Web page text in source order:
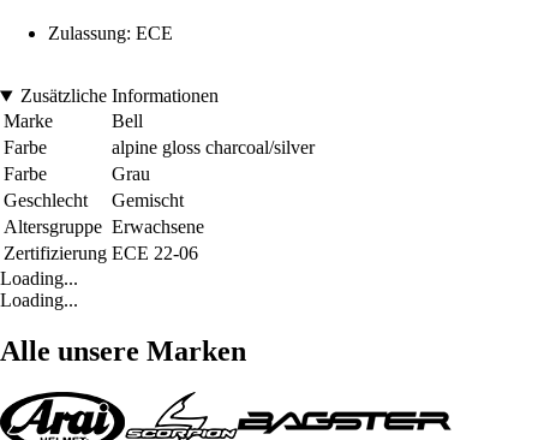
Zulassung: ECE
Zusätzliche Informationen
Marke
Bell
Farbe
alpine gloss charcoal/silver
Farbe
Grau
Geschlecht
Gemischt
Altersgruppe Erwachsene
Zertifizierung ECE 22-06
Loading...
Loading...
Alle unsere Marken